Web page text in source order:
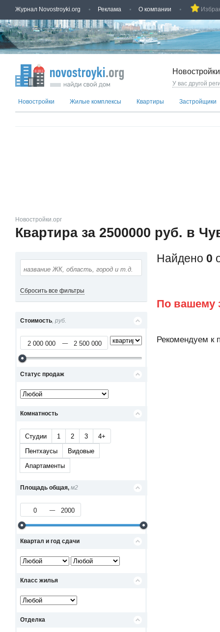
Журнал Novostroyki.org Реклама О компании
У вас другой
Новостройки Жилые комплексы Квартиры Застройщики
Новостройки.орг
Квартира за 2500000 руб. в
Сбросить все фильтры
Стоимость, руб.
Статус продаж
Комнатность
Студии 1 2 3
4+
Пентхаусы
Видовые
Апартаменты
Площадь общая, м2
Квартал и год сдачи
Класс жилья
Отделка
Найдено 0
По вашему
Рекомендуем к